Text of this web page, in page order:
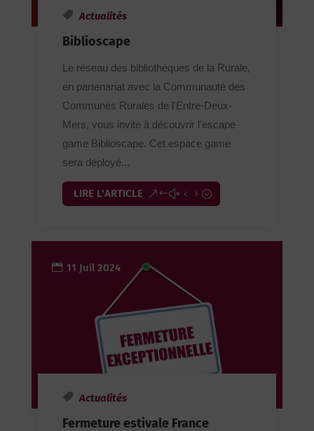
Actualités
Biblioscape
Le réseau des bibliothèques de la Rurale,
en partenariat avec la Communauté des
Communes Rurales de l'Entre-Deux-
Mers, vous invite à découvrir l'escape
game Biblioscape. Cet espace game
sera déployé...
LIRE L'ARTICLE
11 Juil 2024
Actualités
Fermeture estivale France